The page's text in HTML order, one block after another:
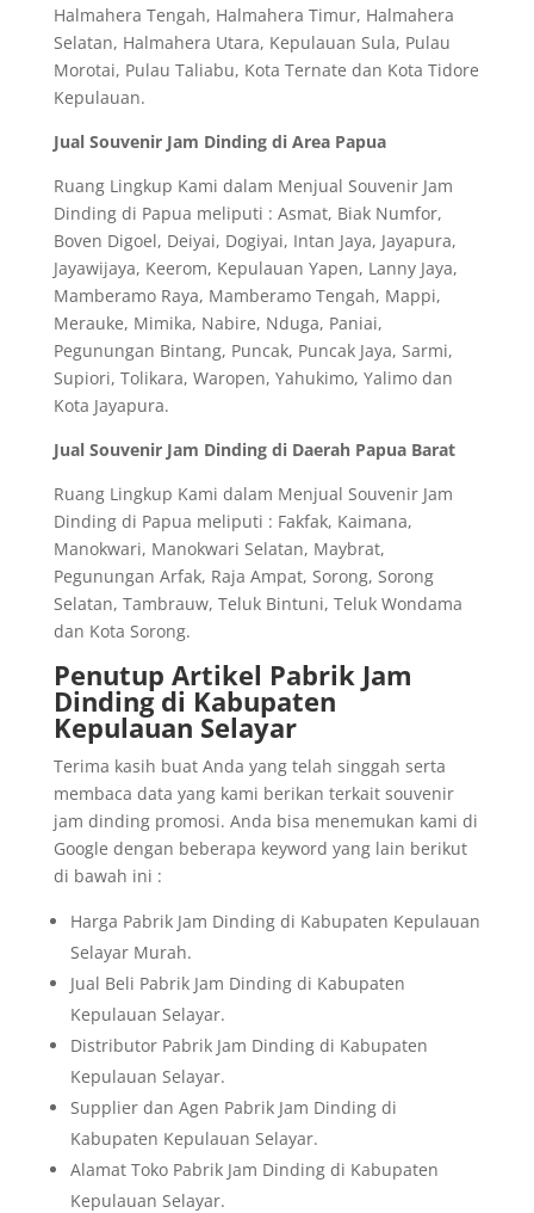
Halmahera Tengah, Halmahera Timur, Halmahera
Selatan, Halmahera Utara, Kepulauan Sula, Pulau
Morotai, Pulau Taliabu, Kota Ternate dan Kota Tidore
Kepulauan.
Jual Souvenir Jam Dinding di Area Papua
Ruang Lingkup Kami dalam Menjual Souvenir Jam
Dinding di Papua meliputi : Asmat, Biak Numfor,
Boven Digoel, Deiyai, Dogiyai, Intan Jaya, Jayapura,
Jayawijaya, Keerom, Kepulauan Yapen, Lanny Jaya,
Mamberamo Raya, Mamberamo Tengah, Mappi,
Merauke, Mimika, Nabire, Nduga, Paniai,
Pegunungan Bintang, Puncak, Puncak Jaya, Sarmi,
Supiori, Tolikara, Waropen, Yahukimo, Yalimo dan
Kota Jayapura.
Jual Souvenir Jam Dinding di Daerah Papua Barat
Ruang Lingkup Kami dalam Menjual Souvenir Jam
Dinding di Papua meliputi : Fakfak, Kaimana,
Manokwari, Manokwari Selatan, Maybrat,
Pegunungan Arfak, Raja Ampat, Sorong, Sorong
Selatan, Tambrauw, Teluk Bintuni, Teluk Wondama
dan Kota Sorong.
Penutup Artikel Pabrik Jam
Dinding di Kabupaten
Kepulauan Selayar
Terima kasih buat Anda yang telah singgah serta
membaca data yang kami berikan terkait souvenir
jam dinding promosi. Anda bisa menemukan kami di
Google dengan beberapa keyword yang lain berikut
di bawah ini :
Harga Pabrik Jam Dinding di Kabupaten Kepulauan
Selayar Murah.
Jual Beli Pabrik Jam Dinding di Kabupaten
Kepulauan Selayar.
Distributor Pabrik Jam Dinding di Kabupaten
Kepulauan Selayar.
Supplier dan Agen Pabrik Jam Dinding di
Kabupaten Kepulauan Selayar.
Alamat Toko Pabrik Jam Dinding di Kabupaten
Kepulauan Selayar.